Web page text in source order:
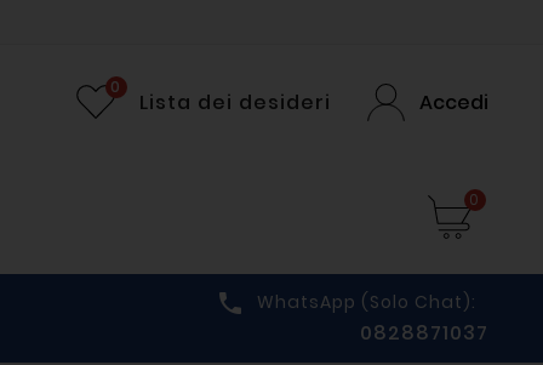
Lista dei desideri
0
Accedi
0
 WhatsApp (solo Chat):
0828871037